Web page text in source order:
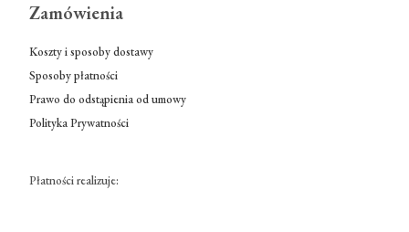
Zamówienia
Koszty i sposoby dostawy
Sposoby płatności
Prawo do odstąpienia od umowy
Polityka Prywatności
Płatności realizuje: